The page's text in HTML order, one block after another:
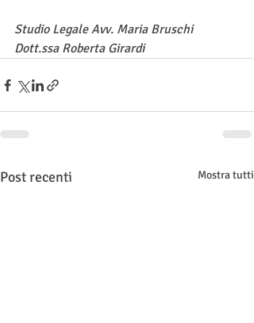
Studio Legale Avv. Maria Bruschi
Dott.ssa Roberta Girardi
Post recenti Mostra tutti